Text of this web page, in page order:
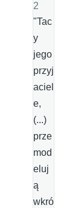
2
"Tac
y
jego
przyj
aciel
e,
(...)
prze
mod
eluj
ą
wkró